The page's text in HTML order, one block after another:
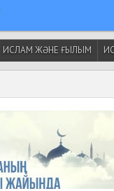
ИСЛАМ ЖӘНЕ ҒЫЛЫМ